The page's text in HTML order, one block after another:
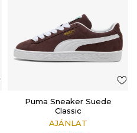
Puma Sneaker Suede
Classic
AJÁNLAT